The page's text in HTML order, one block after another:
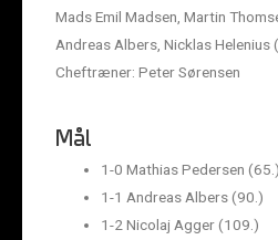
Mads Emil Madsen, Martin
Andreas Albers, Nicklas Helenius
Cheftræner: Peter Sørensen
Mål
1-0 Mathias Pedersen (65.)
1-1 Andreas Albers (90.)
1-2 Nicolaj Agger (109.)